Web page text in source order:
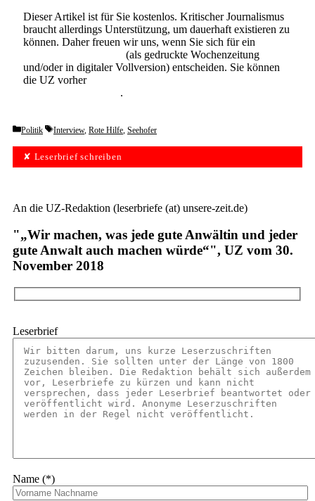
Dieser Artikel ist für Sie kostenlos. Kritischer Journalismus
braucht allerdings Unterstützung, um dauerhaft existieren zu
können. Daher freuen wir uns, wenn Sie sich für ein
(als gedruckte Wochenzeitung
und/oder in digitaler Vollversion) entscheiden. Sie können
die UZ vorher
.
Categories
Politik Tags
Interview, Rote Hilfe, Seehofer
✘ Leserbrief schreiben
An die UZ-Redaktion (leserbriefe (at) unsere-zeit.de)
"„Wir machen, was jede gute Anwältin und jeder
gute Anwalt auch machen würde“", UZ vom 30.
November 2018
Leserbrief
Name (*)